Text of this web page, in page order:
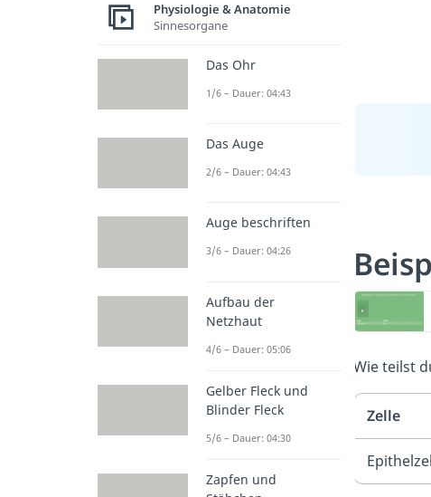
Wie teilst
Zelle
Physiologie & Anatomie
Sinnesorgane
Das Ohr
1/6 – Dauer: 04:43
Das Auge
2/6 – Dauer: 04:43
Auge beschriften
3/6 – Dauer: 04:26
Aufbau der
Netzhaut
4/6 – Dauer: 05:06
Gelber Fleck und
Blinder Fleck
5/6 – Dauer: 04:30
Zapfen und